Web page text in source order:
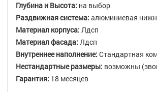
Глубина и Высота: на выбор
Раздвижная система: алюминиевая
Материал корпуса: Лдсп
Материал фасада: Лдсп
Внутреннее наполнение: Стандартная
Нестандартные размеры: возможны
Гарантия: 18 месяцев